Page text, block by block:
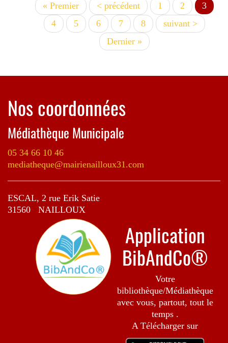
Première
page
« Premier
Page
précédente
< précédent Page
1 Page
2
Page
3
Page
4 Page
5 Page
6 Page
7 Page
8
Page
suivante
suivant >
Dernière
page
Dernier »
Nos coordonnées
Médiathèque Municipale
05 34 66 10 46
mediatheque@mairienailloux31.com
ESCAL, 2 rue Erik Satie
31560 NAILLOUX
Application
BibAndCo®
Votre
bibliothèque/Médiathèque
avec vous, partout, tout le
temps .
A Télécharger sur